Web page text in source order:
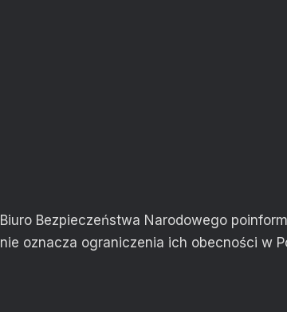
Biuro Bezpieczeństwa Narodowego
nie oznacza ograniczenia ich obecności w